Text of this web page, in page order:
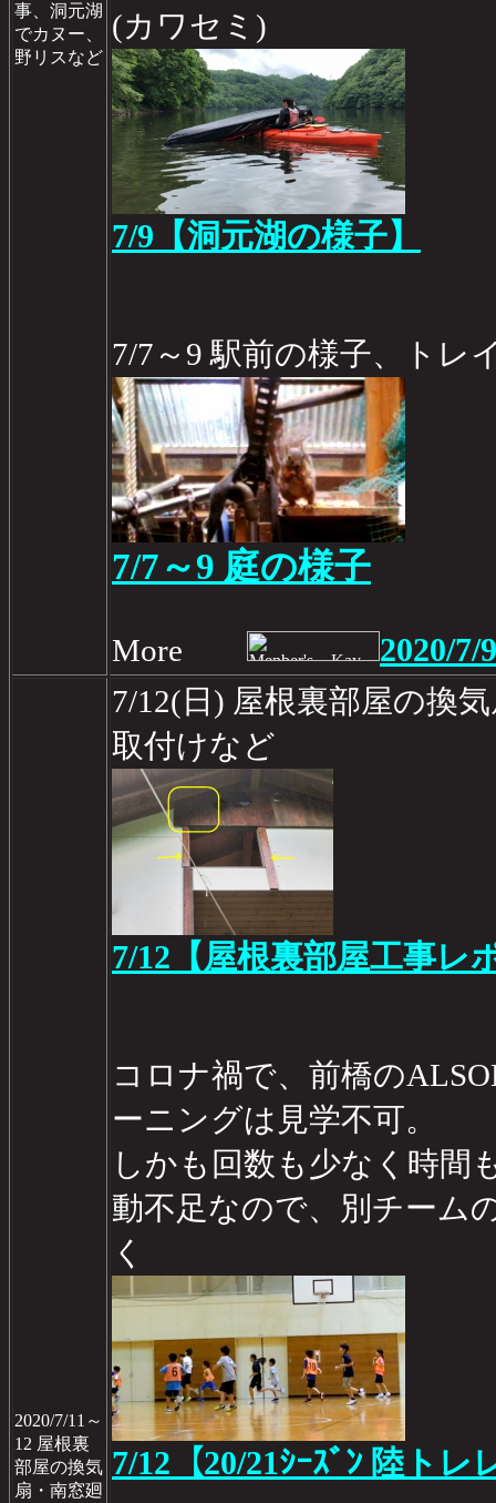
事、洞元湖
でカヌー、
野リスなど
(カワセミ)
7/9【洞元湖の様子】
7/7～9 駅前の様子、トレ
7/7～9 庭の様子
More 2020/7/9
2020/7/11～
12 屋根裏
部屋の換気
扇・南窓廻
7/12(日) 屋根裏部屋の換
取付けなど
7/12【屋根裏部屋工事レ
コロナ禍で、前橋の
ーニングは見学不可。
しかも回数も少なく時間
動不足なので、別チーム
く
7/12【20/21ｼｰｽﾞﾝ 陸トレ